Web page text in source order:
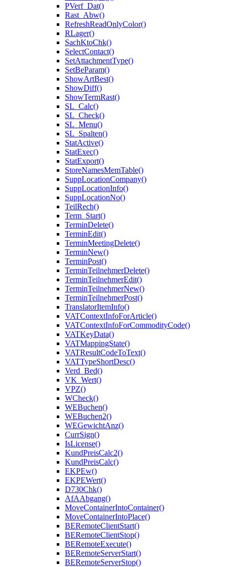
PVerf_Dat()
Rast_Abw()
RefreshReadOnlyColor()
RLager()
SachKtoChk()
SelectContact()
SetAttachmentType()
SetBeParam()
ShowArtBest()
ShowDiff()
ShowTermRast()
SL_Calc()
SL_Check()
SL_Menu()
SL_Spalten()
StatActive()
StatExec()
StatExport()
StoreNamesMemTable()
SuppLocationCompany()
SuppLocationInfo()
SuppLocationNo()
TeilRech()
Term_Start()
TerminDelete()
TerminEdit()
TerminMeetingDelete()
TerminNew()
TerminPost()
TerminTeilnehmerDelete()
TerminTeilnehmerEdit()
TerminTeilnehmerNew()
TerminTeilnehmerPost()
TranslatorItemInfo()
VATContextInfoForArticle()
VATContextInfoForCommodityCode()
VATKeyData()
VATMappingState()
VATResultCodeToText()
VATTypeShortDesc()
Verd_Bed()
VK_Wert()
VPZ()
WCheck()
WEBuchen()
WEBuchen2()
WEGewichtAnz()
CurrSign()
IsLicense()
KundPreisCalc2()
KundPreisCalc()
EKPEw()
EKPEWert()
D730Chk()
AfAAbgang()
MoveContainerIntoContainer()
MoveContainerIntoPlace()
BERemoteClientStart()
BERemoteClientStop()
BERemoteExecute()
BERemoteServerStart()
BERemoteServerStop()